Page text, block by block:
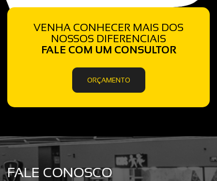
VENHA CONHECER MAIS DOS
NOSSOS DIFERENCIAIS
FALE COM UM CONSULTOR
ORÇAMENTO
FALE CONOSCO